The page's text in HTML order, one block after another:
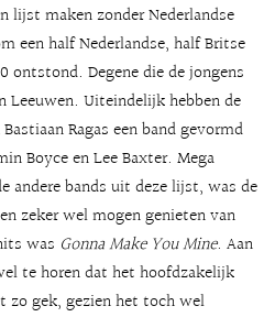
lijst maken zonder Nederlandse
een half Nederlandse, half Britse
ontstond. Degene die de jongens
Leeuwen. Uiteindelijk hebben de
Ragas een band gevormd
Boyce en Lee Baxter. Mega
andere bands uit deze lijst, was de
zeker wel mogen genieten van
was Gonna Make You Mine. Aan
te horen dat het hoofdzakelijk
zo gek, gezien het toch wel